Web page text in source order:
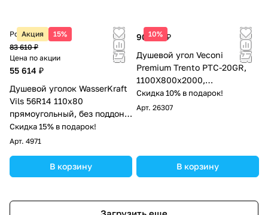
Акция 15%
Розничная цена
83 610 ₽
Цена по акции
55 614 ₽
Душевой уголок WasserKraft
Vils 56R14 110х80
прямоугольный, без поддона,
прозрачное стекло, хром
Скидка 15% в подарок!
Арт. 4971
В корзину
10%
90 376 ₽
Душевой угол Veconi
Premium Trento PTC-20GR,
1100Х800x2000,
брашированное графит,
стекло прозрачное
Скидка 10% в подарок!
Арт. 26307
В корзину